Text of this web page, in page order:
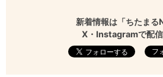
新着情報は「ちたまる
X・Instagramで配信
フ